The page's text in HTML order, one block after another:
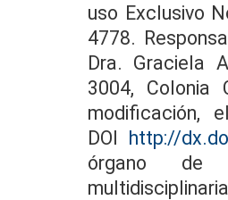
uso Exclusivo
4778.
Dra. Graciela
3004, Colonia
modificación,
DOI http://
órgano de